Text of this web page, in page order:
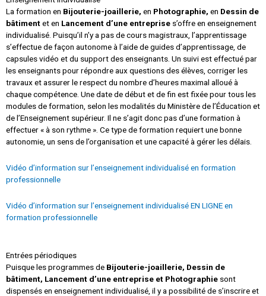
La formation en Bijouterie-joaillerie, en Photographie, en Dessin de
bâtimentet en Lancement d’une entreprise s’offre en enseignement
individualisé. Puisqu’il n’y a pas de cours magistraux, l’apprentissage
s’effectue de façon autonome à l’aide de guides d’apprentissage, de
capsules vidéo et du support des enseignants. Un suivi est effectué par
les enseignants pour répondre aux questions des élèves, corriger les
travaux et assurer le respect du nombre d’heures maximal alloué à
chaque compétence. Une date de début et de fin est fixée pour tous les
modules de formation, selon les modalités du Ministère de l’Éducation et
de l’Enseignement supérieur. Il ne s’agit donc pas d’une formation à
effectuer « à son rythme ». Ce type de formation requiert une bonne
autonomie, un sens de l’organisation et une capacité à gérer les délais.
Vidéo d’information sur l’enseignement individualisé en formation
professionnelle
Vidéo d’information sur l’enseignement individualisé EN LIGNE en
formation professionnelle
Entrées périodiques
Puisque les programmes de Bijouterie-joaillerie, Dessin de
bâtiment, Lancement d’une entreprise et Photographie sont
dispensés en enseignement individualisé, il y a possibilité de s’inscrire et